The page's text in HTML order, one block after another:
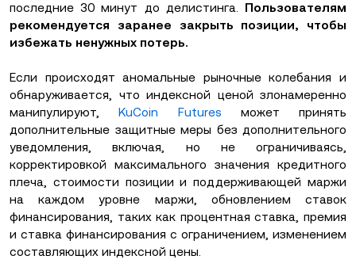
последние 30 минут до делистинга. Пользователям
рекомендуется заранее закрыть позиции, чтобы
избежать ненужных потерь.
Если происходят аномальные рыночные колебания и
обнаруживается, что индексной ценой злонамеренно
манипулируют,KuCoin Futures
может принять
дополнительные защитные меры без дополнительного
уведомления, включая, но не ограничиваясь,
корректировкой максимального значения кредитного
плеча, стоимости позиции и поддерживающей маржи
на каждом уровне маржи, обновлением ставок
финансирования, таких как процентная ставка, премия
и ставка финансирования с ограничением, изменением
составляющих индексной цены.